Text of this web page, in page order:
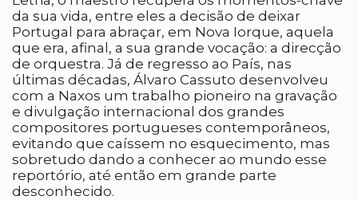
da sua vida, entre eles a decisão de deixar
Portugal para abraçar, em Nova Iorque, aquela
que era, afinal, a sua grande vocação: a direcção
de orquestra. Já de regresso ao País, nas
últimas décadas, Álvaro Cassuto desenvolveu
com a Naxos um trabalho pioneiro na gravação
e divulgação internacional dos grandes
compositores portugueses contemporâneos,
evitando que caíssem no esquecimento, mas
sobretudo dando a conhecer ao mundo esse
reportório, até então em grande parte
desconhecido.